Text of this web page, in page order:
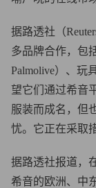
据路透社（
多品牌合作，包
Palmolive）、玩
望它们通过希音
服装而成名，但
忧。它正在采取
据路透社报道，
希音的欧洲、中